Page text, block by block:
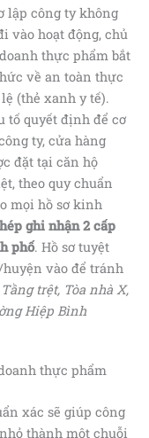
lập công ty không
vào hoạt động, chủ
thực phẩm bắt
về an toàn thực
(thẻ xanh y tế).
tố quyết định để cơ
ty, cửa hàng
đặt tại căn hộ
theo quy chuẩn
mọi hồ sơ kinh
ghi nhận 2 cấp
phố. Hồ sơ tuyệt
vào để tránh
trệt, Tòa nhà X,
Hiệp Bình
thực phẩm
xác sẽ giúp công
thành một chuỗi